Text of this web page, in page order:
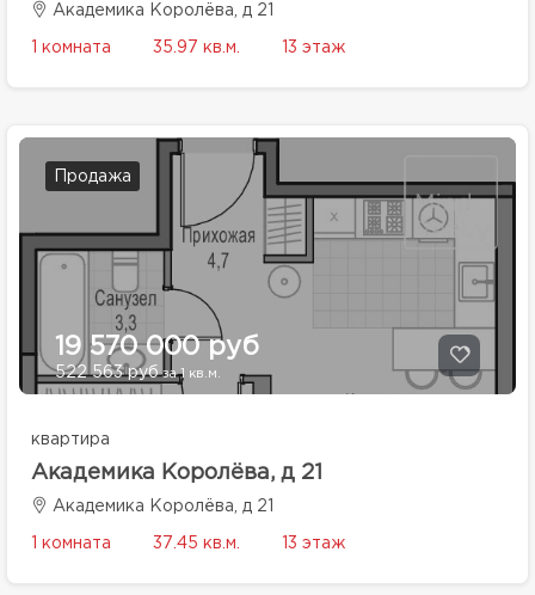
Академика Королёва, д 21
1 комната 35.97 кв.м. 13 этаж
Продажа
19 570 000 руб
522 563 рубза 1 кв.м.
квартира
Академика Королёва, д 21
Академика Королёва, д 21
1 комната 37.45 кв.м. 13 этаж